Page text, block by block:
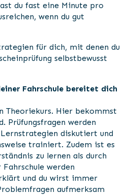
du fast eine Minute pro
wenn du gut
für dich, mit denen du
selbstbewusst
Fahrschule bereitet dich
Theoriekurs. Hier bekommst
Prüfungsfragen werden
diskutiert und
trainiert. Zudem ist es
zu lernen als durch
werden
und du wirst immer
aufmerksam